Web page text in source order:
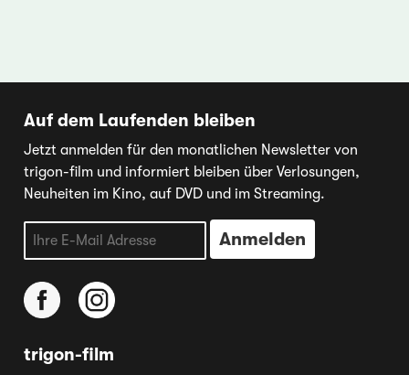
Auf dem Laufenden bleiben
Jetzt anmelden für den monatlichen Newsletter von
trigon-film und informiert bleiben über Verlosungen,
Neuheiten im Kino, auf DVD und im Streaming.
trigon-film